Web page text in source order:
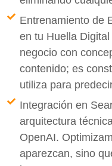
Entrenamiento de
en tu Huella
negocio con
contenido; es
utiliza para
Integración en
arquitectura
OpenAI.
aparezcan, sino